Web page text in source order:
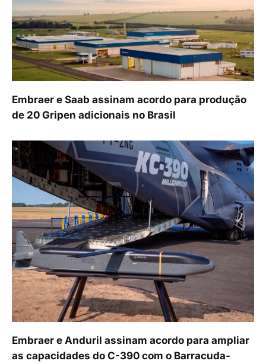
Embraer e Saab assinam acordo para produção
de 20 Gripen adicionais no Brasil
Embraer e Anduril assinam acordo para ampliar
as capacidades do C-390 com o Barracuda-